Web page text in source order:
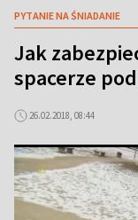
PYTANIE NA ŚNIADANIE
Jak
spacerze
26.02.2018, 08:44